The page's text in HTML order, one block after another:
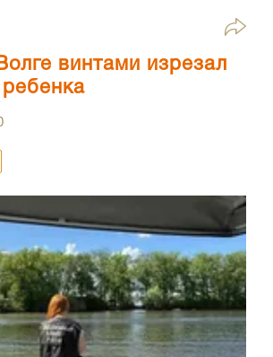
винтами изрезал